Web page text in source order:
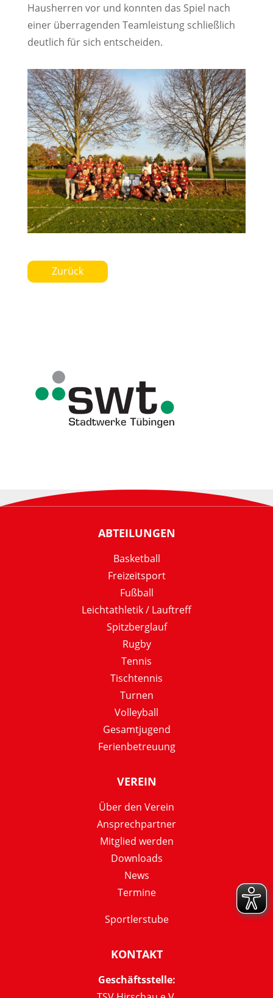
Hausherren vor und konnten das Spiel nach
einer überragenden Teamleistung schließlich
deutlich für sich entscheiden.
Zurück
ABTEILUNGEN
Basketball
Freizeitsport
Fußball
Leichtathletik / Lauftreff
Spitzberglauf
Rugby
Tennis
Tischtennis
Turnen
Volleyball
Gesamtjugend
Ferienbetreuung
VEREIN
Über den Verein
Ansprechpartner
Mitglied werden
Downloads
News
Termine
Sportlerstube
KONTAKT
Geschäftsstelle: